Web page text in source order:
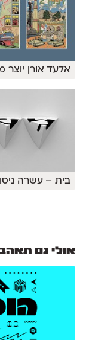
אלעד אורן יוצר
בית – עשרה
אולי גם